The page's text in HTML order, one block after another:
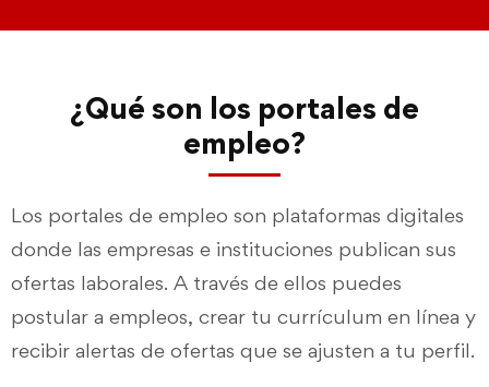
¿Qué son los portales de
empleo?
Los portales de empleo son plataformas digitales
donde las empresas e instituciones publican sus
ofertas laborales. A través de ellos puedes
postular a empleos, crear tu currículum en línea y
recibir alertas de ofertas que se ajusten a tu perfil.